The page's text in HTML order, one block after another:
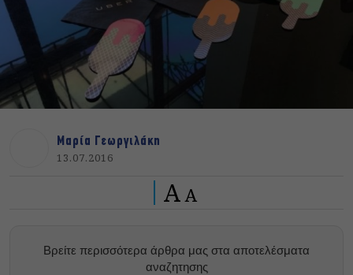
Μαρία Γεωργιλάκη
13.07.2016
A A
Βρείτε περισσότερα άρθρα μας στα αποτελέσματα
αναζητησης